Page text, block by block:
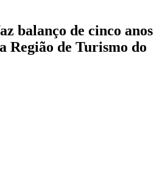
balanço de cinco anos
Região de Turismo do